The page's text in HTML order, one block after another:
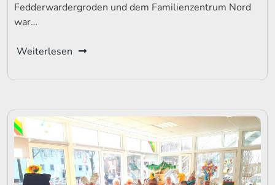
Fedderwardergroden und dem Familienzentrum Nord
war…
Weiterlesen